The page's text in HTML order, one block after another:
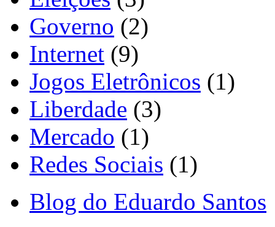
Governo (2)
Internet (9)
Jogos Eletrônicos (1)
Liberdade (3)
Mercado (1)
Redes Sociais (1)
Blog do Eduardo Santos